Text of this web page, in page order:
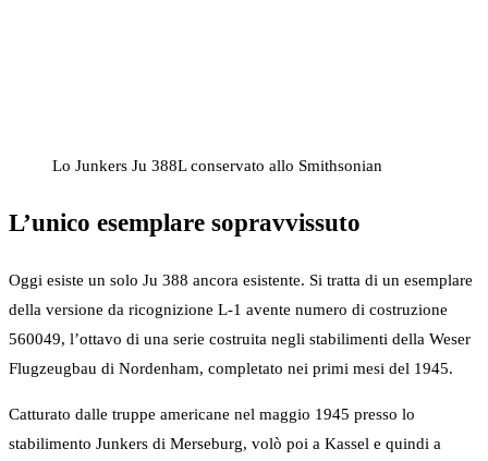
Lo Junkers Ju 388L conservato allo Smithsonian
L’unico esemplare sopravvissuto
Oggi esiste un solo Ju 388 ancora esistente. Si tratta di un esemplare
della versione da ricognizione L-1 avente numero di costruzione
560049, l’ottavo di una serie costruita negli stabilimenti della Weser
Flugzeugbau di Nordenham, completato nei primi mesi del 1945.
Catturato dalle truppe americane nel maggio 1945 presso lo
stabilimento Junkers di Merseburg, volò poi a Kassel e quindi a